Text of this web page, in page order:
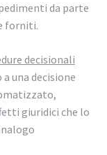
da parte
forniti.
decisionali
una decisione
giuridici che lo